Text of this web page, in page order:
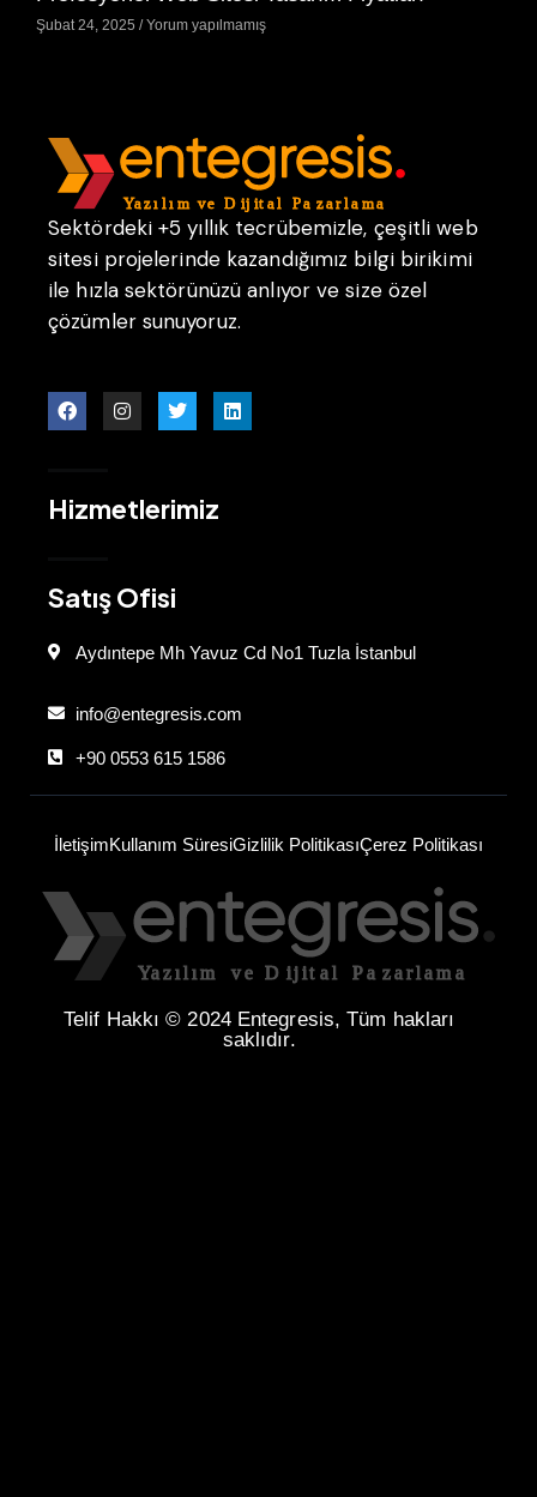
Şubat 24, 2025 Yorum yapılmamış
Sektördeki +5 yıllık tecrübemizle, çeşitli web
sitesi projelerinde kazandığımız bilgi birikimi
ile hızla sektörünüzü anlıyor ve size özel
çözümler sunuyoruz.
Hizmetlerimiz
Satış Ofisi
Aydıntepe Mh Yavuz Cd No1 Tuzla İstanbul
info@entegresis.com
+90 0553 615 1586
İletişimKullanım SüresiGizlilik PolitikasıÇerez Politikası
Telif Hakkı © 2024 Entegresis, Tüm hakları
saklıdır.